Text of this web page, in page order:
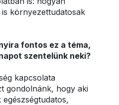
környezettudatosak
fontos ez a téma,
szentelünk neki?
kapcsolata
gondolnánk, hogy aki